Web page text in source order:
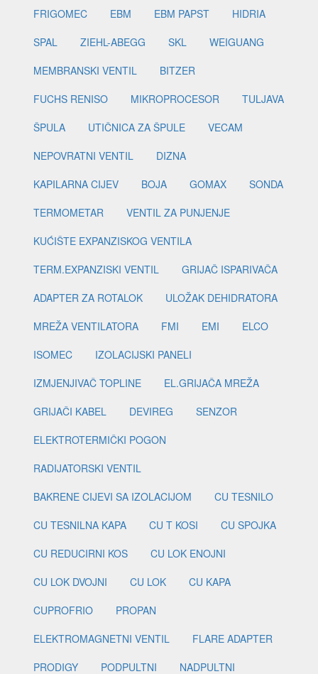
FRIGOMEC EBM EBM PAPST
HIDRIA
SPAL
ZIEHL-ABEGG SKL
WEIGUANG
MEMBRANSKI VENTIL
BITZER
FUCHS RENISO
MIKROPROCESOR
TULJAVA
ŠPULA
UTIČNICA ZA ŠPULE
VECAM
NEPOVRATNI VENTIL
DIZNA
KAPILARNA CIJEV
BOJA GOMAX
SONDA
TERMOMETAR
VENTIL ZA PUNJENJE
KUĆIŠTE EXPANZISKOG VENTILA
TERM.EXPANZISKI VENTIL
GRIJAČ ISPARIVAČA
ADAPTER ZA ROTALOK
ULOŽAK DEHIDRATORA
MREŽA VENTILATORA
FMI EMI
ELCO
ISOMEC
IZOLACIJSKI PANELI
IZMJENJIVAČ TOPLINE
EL.GRIJAČA MREŽA
GRIJAČI KABEL
DEVIREG
SENZOR
ELEKTROTERMIČKI POGON
RADIJATORSKI VENTIL
BAKRENE CIJEVI SA IZOLACIJOM
CU TESNILO
CU TESNILNA KAPA
CU T KOSI
CU SPOJKA
CU REDUCIRNI KOS
CU LOK ENOJNI
CU LOK DVOJNI
CU LOK
CU KAPA
CUPROFRIO
PROPAN
ELEKTROMAGNETNI VENTIL
FLARE ADAPTER
PRODIGY
PODPULTNI
NADPULTNI